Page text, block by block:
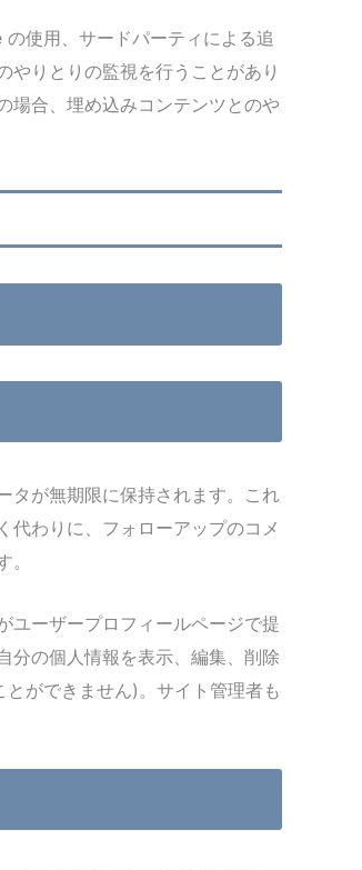
使用、サードパーティによる追
やりとりの監視を行うことがあり
場合、埋め込みコンテンツとのや
タが無期限に保持されます。これ
代わりに、フォローアップのコメ
ユーザープロフィールページで提
分の個人情報を表示、編集、削除
ができません)。サイト管理者も